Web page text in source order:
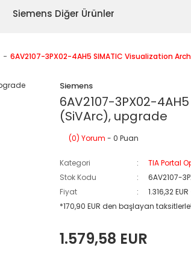
Siemens Diğer Ürünler
6AV2107-3PX02-4AH5 SIMATIC Visualization
Siemens
6AV2107-3PX02-
(SiVArc), upgrade
(0) Yorum - 0 Puan
Kategori
TIA Portal
Stok Kodu
6AV2107-
Fiyat
1.316,32
*170,90 EUR den başlayan taksitlerle!
1.579,58 EUR